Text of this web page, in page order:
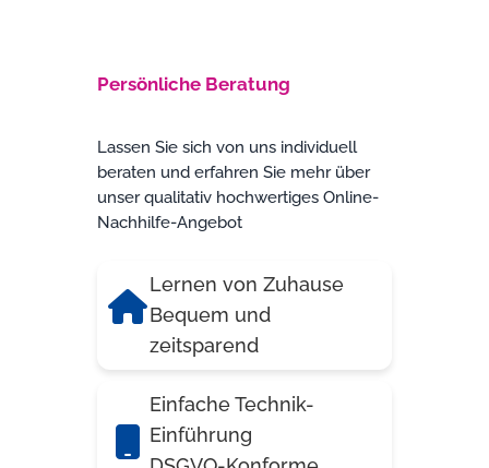
Persönliche Beratung
Lassen Sie sich von uns individuell
beraten und erfahren Sie mehr über
unser qualitativ hochwertiges Online-
Nachhilfe-Angebot
Lernen von Zuhause
Bequem und
zeitsparend
Einfache Technik-
Einführung